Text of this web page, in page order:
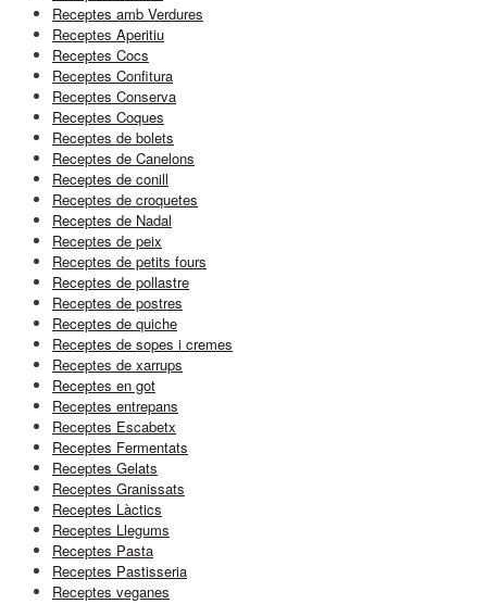
Receptes amb Verdures
Receptes Aperitiu
Receptes Cocs
Receptes Confitura
Receptes Conserva
Receptes Coques
Receptes de bolets
Receptes de Canelons
Receptes de conill
Receptes de croquetes
Receptes de Nadal
Receptes de peix
Receptes de petits fours
Receptes de pollastre
Receptes de postres
Receptes de quiche
Receptes de sopes i cremes
Receptes de xarrups
Receptes en got
Receptes entrepans
Receptes Escabetx
Receptes Fermentats
Receptes Gelats
Receptes Granissats
Receptes Làctics
Receptes Llegums
Receptes Pasta
Receptes Pastisseria
Receptes veganes